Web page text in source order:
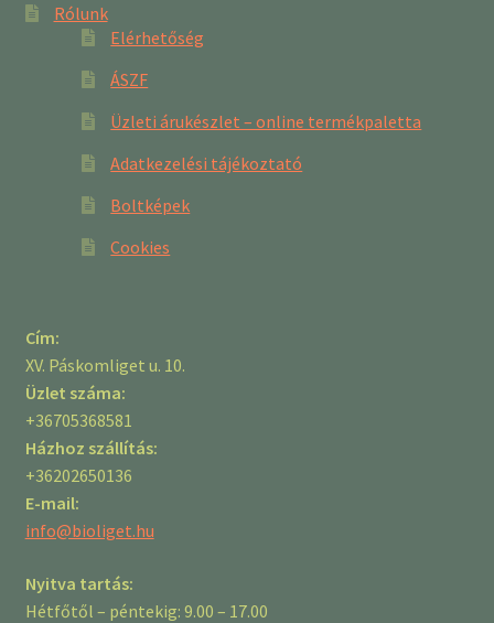
Rólunk
Elérhetőség
ÁSZF
Üzleti árukészlet – online termékpaletta
Adatkezelési tájékoztató
Boltképek
Cookies
Cím:
XV. Páskomliget u. 10.
Üzlet száma:
+36705368581
Házhoz szállítás:
+36202650136
E-mail:
info@bioliget.hu
Nyitva tartás:
Hétfőtől – péntekig: 9.00 – 17.00